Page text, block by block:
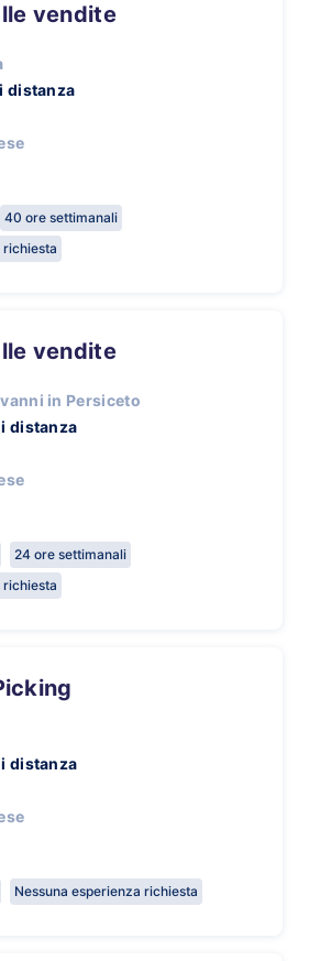
vendite
distanza
40 ore settimanali
richiesta
vendite
in Persiceto
distanza
24 ore settimanali
richiesta
distanza
Nessuna esperienza richiesta